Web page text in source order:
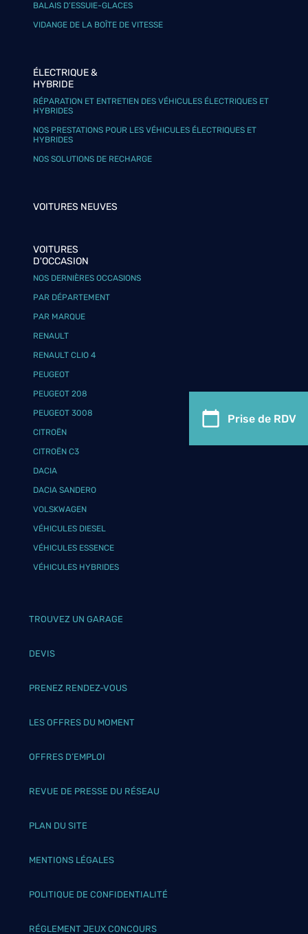
Prise de RDV
BALAIS D’ESSUIE-GLACES
VIDANGE DE LA BOÎTE DE VITESSE
ÉLECTRIQUE &
HYBRIDE
RÉPARATION ET ENTRETIEN DES VÉHICULES ÉLECTRIQUES ET
HYBRIDES
NOS PRESTATIONS POUR LES VÉHICULES ÉLECTRIQUES ET
HYBRIDES
NOS SOLUTIONS DE RECHARGE
VOITURES NEUVES
VOITURES
D'OCCASION
NOS DERNIÈRES OCCASIONS
PAR DÉPARTEMENT
PAR MARQUE
RENAULT
RENAULT CLIO 4
PEUGEOT
PEUGEOT 208
PEUGEOT 3008
CITROËN
CITROËN C3
DACIA
DACIA SANDERO
VOLSKWAGEN
VÉHICULES DIESEL
VÉHICULES ESSENCE
VÉHICULES HYBRIDES
TROUVEZ UN GARAGE
DEVIS
PRENEZ RENDEZ-VOUS
LES OFFRES DU MOMENT
OFFRES D’EMPLOI
REVUE DE PRESSE DU RÉSEAU
PLAN DU SITE
MENTIONS LÉGALES
POLITIQUE DE CONFIDENTIALITÉ
RÉGLEMENT JEUX CONCOURS